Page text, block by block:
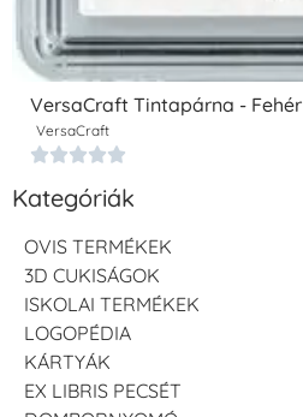
VersaCraft Tintapárna - Fehér
VersaCraft

Kategóriák
OVIS TERMÉKEK
3D CUKISÁGOK
ISKOLAI TERMÉKEK
LOGOPÉDIA
KÁRTYÁK
EX LIBRIS PECSÉT